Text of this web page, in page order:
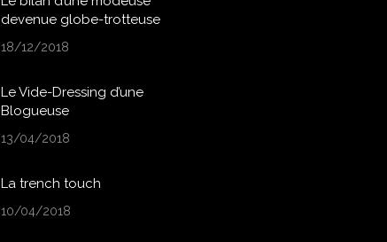
devenue globe-trotteuse
18/12/2018
Le Vide-Dressing d’une
Blogueuse
13/04/2018
La trench touch
10/04/2018